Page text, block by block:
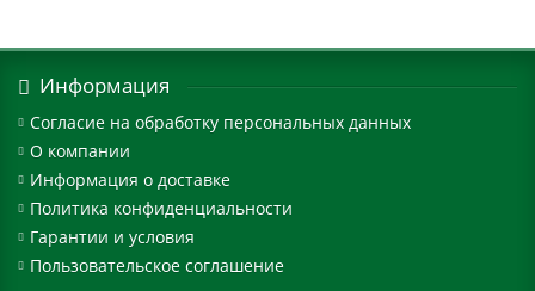
Информация
Согласие на обработку персональных данных
О компании
Информация о доставке
Политика конфиденциальности
Гарантии и условия
Пользовательское соглашение